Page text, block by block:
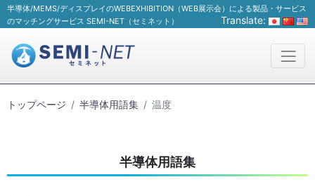
半導体/MEMS/ディスプレイのWEBEXHIBITION（WEB展示会）による製品・サービス
のマッチングサービス SEMI-NET（セミネット）
Translate:
トップページ 半導体用語集 温度
半導体用語集